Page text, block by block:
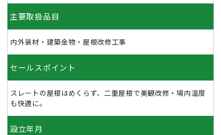
主要取扱品目
内外装材・建築金物・屋根改修工事
セールスポイント
スレートの屋根はめくらず、二重屋根で美観改修・場内温度
も快適に。
設立年月